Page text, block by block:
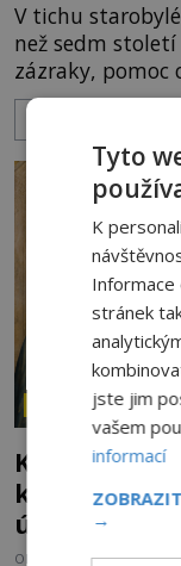
V tichu
než sedm
zázraky, pomoc
bouřích. Pak
italských
Mikuláše a
Je to zbožná
promyšlená
ZÁHADY HISTORIE
Kam zmizely
které putují
úžas
OD HELENA STEJSKALOVÁ
Tyto
K
Informace
stránek
jste jim
vašem
informací
→